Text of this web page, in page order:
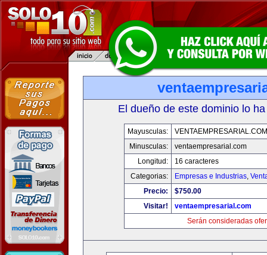
El dueño de este dominio lo
Mayusculas:
VENTAEMPRESARIAL.COM
Minusculas:
ventaempresarial.com
Longitud:
16 caracteres
Categorias:
Empresas e Industrias,
Precio:
$750.00
Visitar!
ventaempresarial.com
Serán consideradas